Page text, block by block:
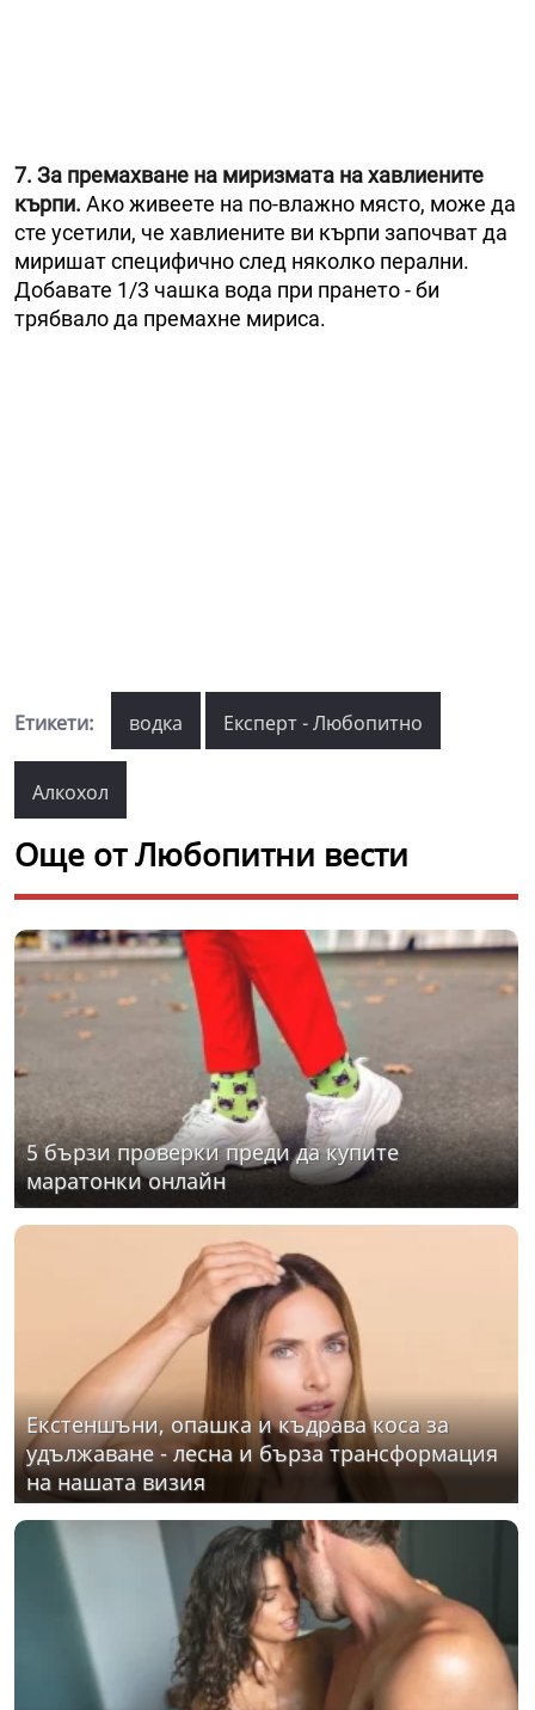
7. За премахване на миризмата на хавлиените
кърпи. Ако живеете на по-влажно място, може да
сте усетили, че хавлиените ви кърпи започват да
миришат специфично след няколко перални.
Добавате 1/3 чашка вода при прането - би
трябвало да премахне мириса.
Етикети: водка Експерт - Любопитно
Алкохол
Още от Любопитни вести
5 бързи проверки преди да купите
маратонки онлайн
Екстеншъни, опашка и къдрава коса за
удължаване - лесна и бърза трансформация
на нашата визия